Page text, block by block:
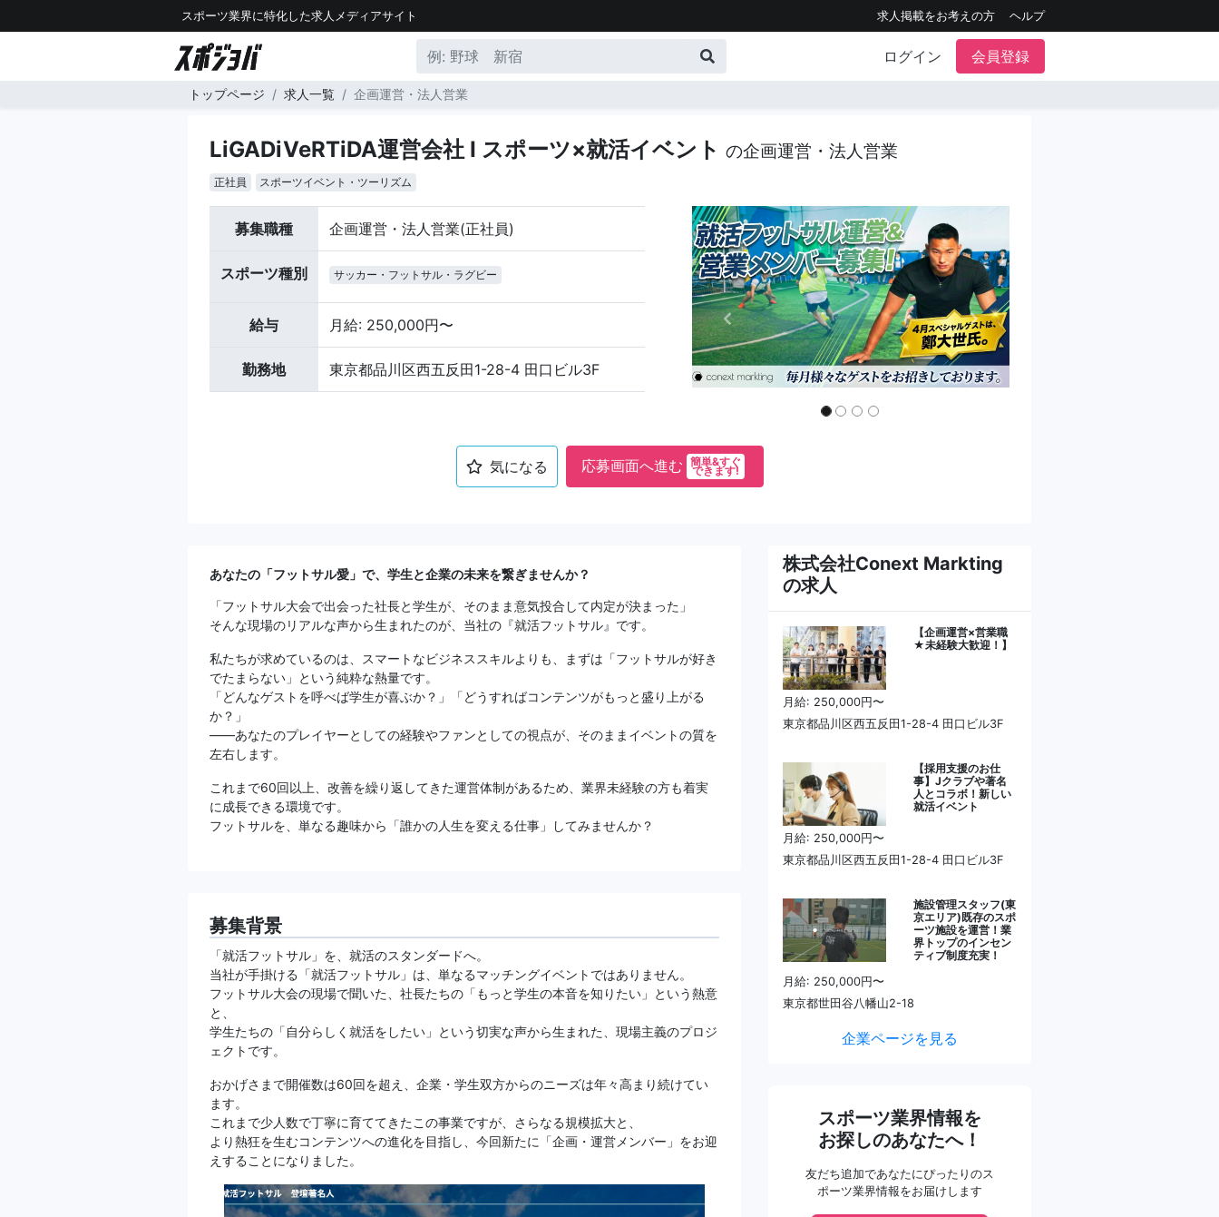
スポーツ業界に特化した求人メディアサイト 求人掲載をお考えの方 ヘルプ
ログイン 会員登録
トップページ 求人一覧 企画運営・法人営業
LiGADiVeRTiDA運営会社 I スポーツ×就活イベント の企画運営・法人営業
正社員 スポーツイベント・ツーリズム
募集職種 企画運営・法人営業(正社員)
スポーツ種別 サッカー・フットサル・ラグビー
給与 月給: 250,000円〜
勤務地 東京都品川区西五反田1-28-4 田口ビル3F
気になる 応募画面へ進む 簡単&すぐ
できます!
あなたの「フットサル愛」で、学生と企業の未来を繋ぎませんか？
「フットサル大会で出会った社長と学生が、そのまま意気投合して内定が決まった」
そんな現場のリアルな声から生まれたのが、当社の『就活フットサル』です。
私たちが求めているのは、スマートなビジネススキルよりも、まずは「フットサルが好き
でたまらない」という純粋な熱量です。
「どんなゲストを呼べば学生が喜ぶか？」「どうすればコンテンツがもっと盛り上がる
か？」
――あなたのプレイヤーとしての経験やファンとしての視点が、そのままイベントの質を
左右します。
これまで60回以上、改善を繰り返してきた運営体制があるため、業界未経験の方も着実
に成長できる環境です。
フットサルを、単なる趣味から「誰かの人生を変える仕事」してみませんか？
募集背景
「就活フットサル」を、就活のスタンダードへ。
当社が手掛ける「就活フットサル」は、単なるマッチングイベントではありません。
フットサル大会の現場で聞いた、社長たちの「もっと学生の本音を知りたい」という熱意
と、
学生たちの「自分らしく就活をしたい」という切実な声から生まれた、現場主義のプロジ
ェクトです。
おかげさまで開催数は60回を超え、企業・学生双方からのニーズは年々高まり続けてい
ます。
これまで少人数で丁寧に育ててきたこの事業ですが、さらなる規模拡大と、
より熱狂を生むコンテンツへの進化を目指し、今回新たに「企画・運営メンバー」をお迎
えすることになりました。
株式会社Conext Markting
の求人
【企画運営×営業職
★未経験大歓迎！】
月給: 250,000円〜
東京都品川区西五反田1-28-4 田口ビル3F
【採用支援のお仕
事】Jクラブや著名
人とコラボ！新しい
就活イベント
月給: 250,000円〜
東京都品川区西五反田1-28-4 田口ビル3F
施設管理スタッフ(東
京エリア)既存のスポ
ーツ施設を運営！業
界トップのインセン
ティブ制度充実！
月給: 250,000円〜
東京都世田谷八幡山2-18
企業ページを見る
スポーツ業界情報を
お探しのあなたへ！
友だち追加であなたにぴったりのス
ポーツ業界情報をお届けします